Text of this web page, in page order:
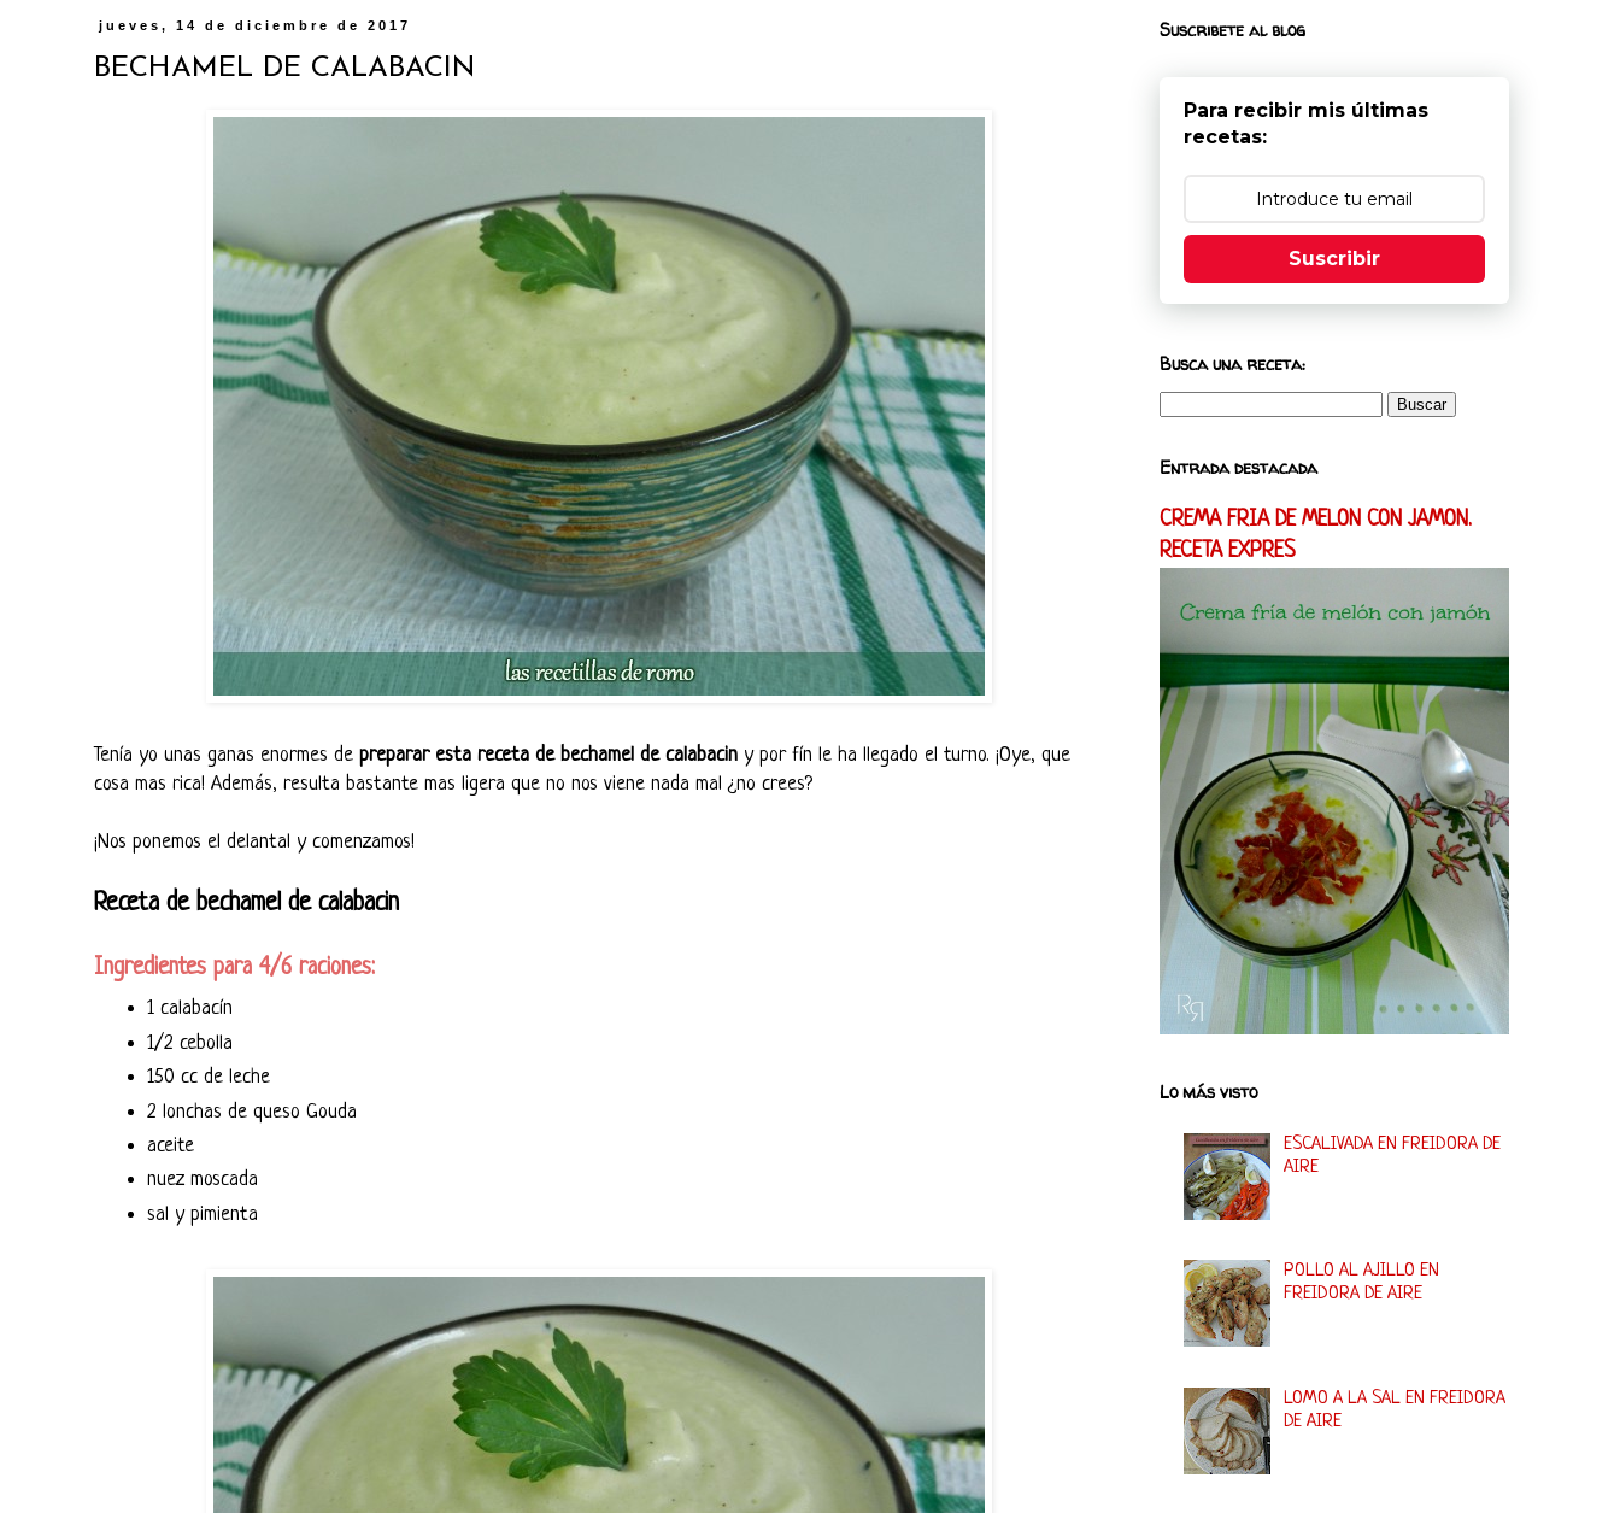
jueves, 14 de diciembre de 2017
BECHAMEL DE CALABACIN
Tenía yo unas ganas enormes de preparar esta receta de bechamel de calabacin y por fín le ha llegado el turno. ¡Oye, que
cosa mas rica! Además, resulta bastante mas ligera que no nos viene nada mal ¿no crees?
¡Nos ponemos el delantal y comenzamos!
Receta de bechamel de calabacin
Ingredientes para 4/6 raciones:
1 calabacín
1/2 cebolla
150 cc de leche
2 lonchas de queso Gouda
aceite
nuez moscada
sal y pimienta
Suscribete al blog
Para recibir mis últimas
recetas:
Suscribir
Busca una receta:
Entrada destacada
CREMA FRIA DE MELON CON JAMON.
RECETA EXPRES
Lo más visto
ESCALIVADA EN FREIDORA DE
AIRE
POLLO AL AJILLO EN
FREIDORA DE AIRE
LOMO A LA SAL EN FREIDORA
DE AIRE